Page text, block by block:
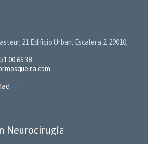
21 Edificio Urban, Escalera 2, 29010,
00 66 38
→
Neurocirugía